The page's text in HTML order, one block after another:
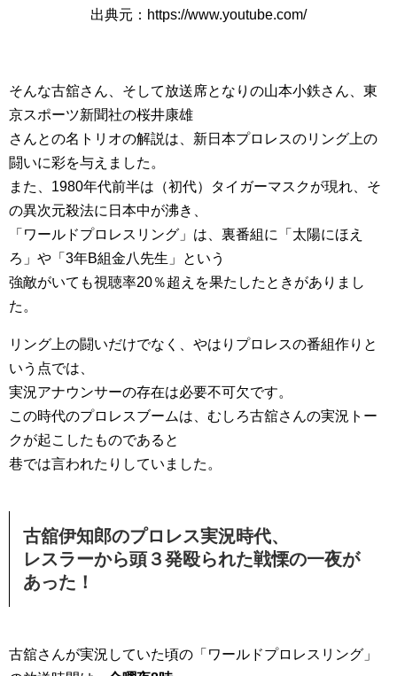
出典元：https://www.youtube.com/
そんな古舘さん、そして放送席となりの山本小鉄さん、東
京スポーツ新聞社の桜井康雄
さんとの名トリオの解説は、新日本プロレスのリング上の
闘いに彩を与えました。
また、1980年代前半は（初代）タイガーマスクが現れ、そ
の異次元殺法に日本中が沸き、
「ワールドプロレスリング」は、裏番組に「太陽にほえ
ろ」や「3年B組金八先生」という
強敵がいても視聴率20％超えを果たしたときがありまし
た。
リング上の闘いだけでなく、やはりプロレスの番組作りと
いう点では、
実況アナウンサーの存在は必要不可欠です。
この時代のプロレスブームは、むしろ古舘さんの実況トー
クが起こしたものであると
巷では言われたりしていました。
古舘伊知郎のプロレス実況時代、
レスラーから頭３発殴られた戦慄の一夜が
あった！
古舘さんが実況していた頃の「ワールドプロレスリング」